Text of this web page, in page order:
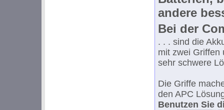
andere
Bei der
. . . sind die
mit zwei Griffen
sehr schwere
Die Griffe
den APC
Benutzen Sie